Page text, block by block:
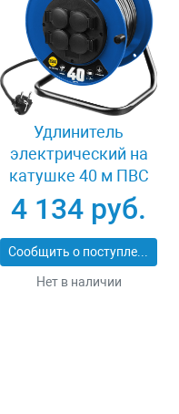
Удлинитель
электрический на
катушке 40 м ПВС
3х1.5 кв мм 4 гнезда
Зубр 55081-40
4 134 руб.
Сообщить о поступлении
Нет в наличии